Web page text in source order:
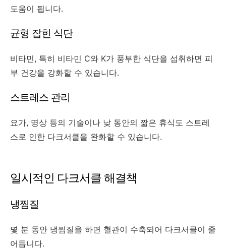
도움이 됩니다.
균형 잡힌 식단
비타민, 특히 비타민 C와 K가 풍부한 식단을 섭취하면 피
부 건강을 강화할 수 있습니다.
스트레스 관리
요가, 명상 등의 기술이나 낮 동안의 짧은 휴식도 스트레
스로 인한 다크서클을 완화할 수 있습니다.
일시적인 다크서클해결책
냉찜질
몇 분 동안 냉찜질을 하면 혈관이 수축되어 다크서클이 줄
어듭니다.